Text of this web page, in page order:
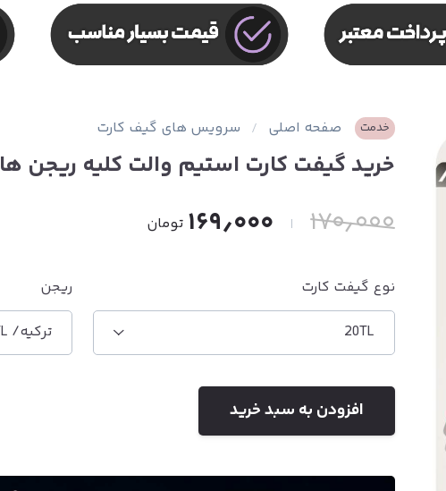
خدمت صفحه اصلی سرویس های گیف کارت
خرید گیفت کارت استیم والت کلیه ریجن ها
۱۷۰٫۰۰۰ ۱۶۹٫۰۰۰ تومان
نوع گیفت کارت
20TL
ریجن
ترکیه/ TL
افزودن به سبد خرید